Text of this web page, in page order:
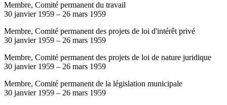
Membre, Comité permanent du travail
30 janvier 1959 – 26 mars 1959
Membre, Comité permanent des projets de loi d'intérêt privé
30 janvier 1959 – 26 mars 1959
Membre, Comité permanent des projets de loi de nature juridique
30 janvier 1959 – 26 mars 1959
Membre, Comité permanent de la législation municipale
30 janvier 1959 – 26 mars 1959